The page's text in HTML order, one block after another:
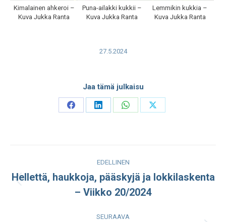
Kimalainen ahkeroi –
Kuva Jukka Ranta
Puna-ailakki kukkii –
Kuva Jukka Ranta
Lemmikin kukkia –
Kuva Jukka Ranta
27.5.2024
Jaa tämä julkaisu
Share
Share
Share
Share
navigation
EDELLINEN
Edellinen
julkaisu:
Hellettä, haukkoja, pääskyjä ja lokkilaskenta
– Viikko 20/2024
SEURAAVA